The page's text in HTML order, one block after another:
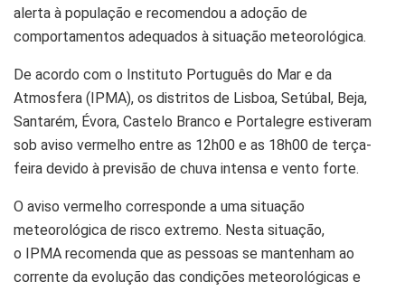
alerta à população e recomendou a adoção de
comportamentos adequados à situação meteorológica.
De acordo com o Instituto Português do Mar e da
Atmosfera ( IPMA), os distritos de Lisboa, Setúbal, Beja,
Santarém, Évora, Castelo Branco e Portalegre estiveram
sob aviso vermelho entre as 12h00 e as 18h00 de terça-
feira devido à previsão de chuva intensa e vento forte.
O aviso vermelho corresponde a uma situação
meteorológica de risco extremo. Nesta situação,
o
IPMA recomenda que as pessoas se mantenham ao
corrente da evolução das condições meteorológicas e